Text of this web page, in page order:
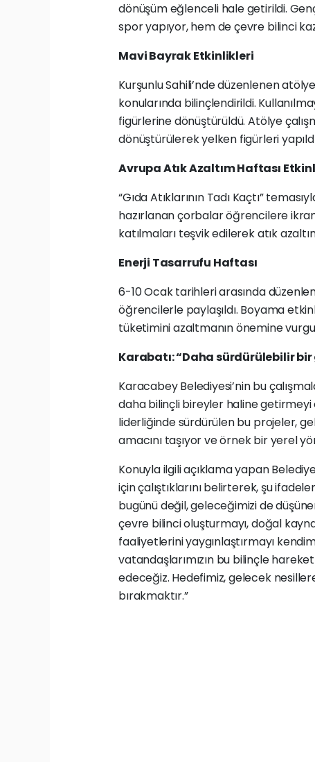
dönüşüm eğlenceli hale getirildi.
spor yapıyor, hem de çevre bilinci
Mavi Bayrak Etkinlikleri
Kurşunlu Sahili’nde düzenlenen
konularında bilinçlendirildi.
figürlerine dönüştürüldü. Atölye
dönüştürülerek yelken figürleri
Avrupa Atık Azaltım Haftası
“Gıda Atıklarının Tadı Kaçtı”
hazırlanan çorbalar öğrencilere
katılmaları teşvik edilerek atık
Enerji Tasarrufu Haftası
6-10 Ocak tarihleri arasında
öğrencilerle paylaşıldı. Boyama
tüketimini azaltmanın önemine vurgu
Karabatı: “Daha sürdürülebilir bir
Karacabey Belediyesi’nin bu
daha bilinçli bireyler haline getirmeyi
liderliğinde sürdürülen bu projeler,
amacını taşıyor ve örnek bir yerel
Konuyla ilgili açıklama yapan
için çalıştıklarını belirterek, şu
bugünü değil, geleceğimizi de
çevre bilinci oluşturmayı, doğal
faaliyetlerini yaygınlaştırmayı
vatandaşlarımızın bu bilinçle
edeceğiz. Hedefimiz, gelecek
bırakmaktır.”